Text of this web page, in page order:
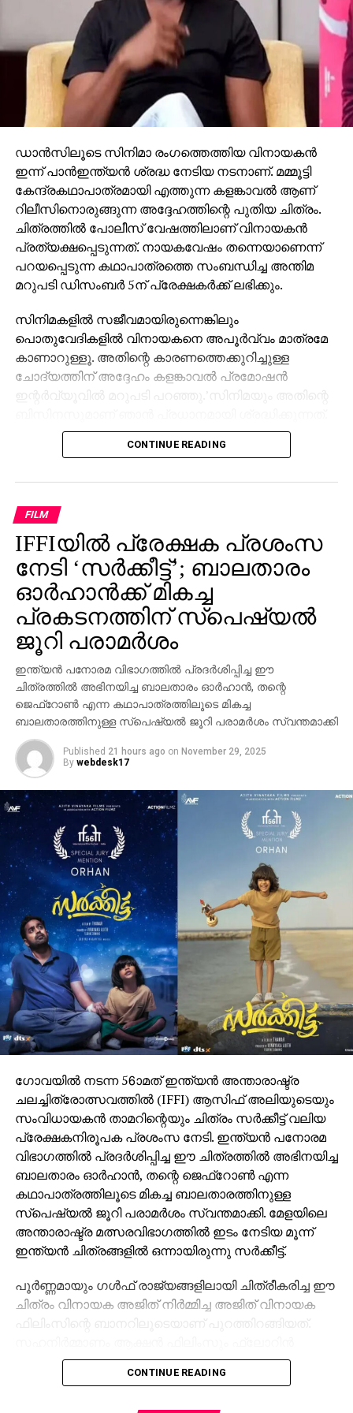
കേരളത്തിലെ 17 ഇടങ്ങളില്‍ കസ്റ്റംസ് കഴിഞ്ഞ
സെപ്റ്റംബറില്‍ റെയ്ഡ് നടത്തിയിരുന്നു. വാഹന
ഡീലര്‍മാരുടെ വീടുകളിലും പരിശോധന നടന്നു. വ്യാജ
രേഖകള്‍ വഴി ഇറക്കുമതി ചെയ്ത വാഹനങ്ങളുമായി
ബന്ധപ്പെട്ട ഇടപാടുകള്‍, സാമ്പത്തിക കള്ളപ്പണം
എന്നിവയാണ് എന്‍ഫോഴ്‌സ്‌മെന്റ് ഡയറക്ടറേറ്റിന്റെ
നിലവിലെ അന്വേഷണത്തിന്റെ കേന്ദ്രീകരണം.
കസ്റ്റംസിനൊപ്പം ഇഡിയും കേസില്‍ അന്വേഷണം
തുടരുകയാണ്.
ഡാന്‍സിലൂടെ സിനിമാ രംഗത്തെത്തിയ വിനായകന്‍
ഇന്ന് പാന്‍ഇന്ത്യന്‍ ശ്രദ്ധ നേടിയ നടനാണ്. മമ്മൂട്ടി
കേന്ദ്രകഥാപാത്രമായി എത്തുന്ന കളങ്കാവല്‍ ആണ്
റിലീസിനൊരുങ്ങുന്ന അദ്ദേഹത്തിന്റെ പുതിയ ചിത്രം.
ചിത്രത്തില്‍ പോലീസ് വേഷത്തിലാണ് വിനായകന്‍
പ്രത്യക്ഷപ്പെടുന്നത്. നായകവേഷം തന്നെയാണെന്ന്
പറയപ്പെടുന്ന കഥാപാത്രത്തെ സംബന്ധിച്ച അന്തിമ
മറുപടി ഡിസംബര്‍ 5ന് പ്രേക്ഷകര്‍ക്ക് ലഭിക്കും.
സിനിമകളില്‍ സജീവമായിരുന്നെങ്കിലും
പൊതുവേദികളില്‍ വിനായകനെ അപൂര്‍വ്വം മാത്രമേ
കാണാറുള്ളൂ. അതിന്റെ കാരണത്തെക്കുറിച്ചുള്ള
ചോദ്യത്തിന് അദ്ദേഹം കളങ്കാവല്‍ പ്രമോഷന്‍
ഇന്റര്‍വ്യൂവില്‍ മറുപടി പറഞ്ഞു.’സിനിമയും അതിന്റെ
ജനങ്ങള്‍ക്ക് മുന്നില്‍ സംസാരിക്കാന്‍ അറിയില്ല.
പൊതുവേദിയില്‍ സംസാരിക്കാന്‍ പറ്റുന്നില്ല’ അതിന്റെ
താല്‍പര്യമുണ്ട്’പക്ഷേ കഴിയുന്നില്ല. പിന്നെ പത്ത്
പേരില്‍ രണ്ടുപേര്‍ എനിക്കു ചൊറിയും എന്റെ
സ്വഭാവത്തിന് അനുസരിച്ച് ഞാന്‍ എന്തെങ്കിലുമൊക്കെ
പറയാം, അതാണ് പിന്നെ പ്രശ്‌നമാകുന്നത്.
അതിനേക്കാള്‍ നല്ലത് വീടിനുള്ളില്‍ ഇരിക്കുക
തന്നെയാണ്, എന്നാണ് വിനായകന്‍ വ്യക്തമാക്കിയത്.
CONTINUE READING
FILM
IFFIയില്‍ പ്രേക്ഷക പ്രശംസ
നേടി ‘സര്‍ക്കീട്ട്’; ബാലതാരം
ഓര്‍ഹാന്‍ക്ക് മികച്ച
പ്രകടനത്തിന് സ്‌പെഷ്യല്‍
ജൂറി പരാമര്‍ശം
ഇന്ത്യന്‍ പനോരമ വിഭാഗത്തില്‍ പ്രദര്‍ശിപ്പിച്ച ഈ
ചിത്രത്തില്‍ അഭിനയിച്ച ബാലതാരം ഓര്‍ഹാന്‍, തന്റെ
ജെഫ്‌റോണ്‍ എന്ന കഥാപാത്രത്തിലൂടെ മികച്ച
ബാലതാരത്തിനുള്ള സ്‌പെഷ്യല്‍ ജൂറി പരാമര്‍ശം സ്വന്തമാക്കി
Published 21 hours ago on November 29, 2025
By webdesk17
ഗോവയില്‍ നടന്ന 56ാമത് ഇന്ത്യന്‍ അന്താരാഷ്ട്ര
ചലച്ചിത്രോത്സവത്തില്‍ (IFFI) ആസിഫ് അലിയുടെയും
സംവിധായകന്‍ താമറിന്റെയും ചിത്രം സര്‍ക്കീട്ട് വലിയ
പ്രേക്ഷകനിരൂപക പ്രശംസ നേടി. ഇന്ത്യന്‍ പനോരമ
വിഭാഗത്തില്‍ പ്രദര്‍ശിപ്പിച്ച ഈ ചിത്രത്തില്‍ അഭിനയിച്ച
ബാലതാരം ഓര്‍ഹാന്‍, തന്റെ ജെഫ്‌റോണ്‍ എന്ന
കഥാപാത്രത്തിലൂടെ മികച്ച ബാലതാരത്തിനുള്ള
സ്‌പെഷ്യല്‍ ജൂറി പരാമര്‍ശം സ്വന്തമാക്കി. മേളയിലെ
അന്താരാഷ്ട്ര മത്സരവിഭാഗത്തില്‍ ഇടം നേടിയ മൂന്ന്
ഇന്ത്യന്‍ ചിത്രങ്ങളില്‍ ഒന്നായിരുന്നു സര്‍ക്കീട്ട്.
പൂര്‍ണ്ണമായും ഗള്‍ഫ് രാജ്യങ്ങളിലായി ചിത്രീകരിച്ച ഈ
ചിത്രം വിനായക അജിത് നിര്‍മ്മിച്ച അജിത് വിനായക
ഫിലിംസിന്റെ ബാനറിലൂടെയാണ് പുറത്തിറങ്ങിയത്.
ഡൊമിനിക്കും ചേര്‍ന്നായിരുന്നു. ഒരിക്കലും
സംഭവിക്കില്ലെന്ന് ലോകം കരുതുന്നൊരു മനോഹര
CONTINUE READING